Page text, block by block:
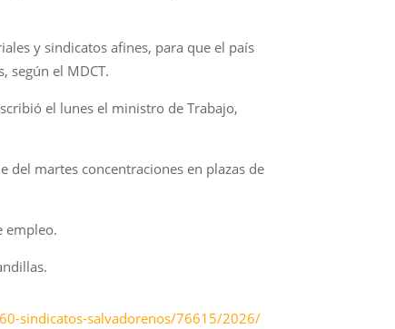
y sindicatos afines, para que el país
según el MDCT.
el lunes el ministro de Trabajo,
del martes concentraciones en plazas de
empleo.
sindicatos-salvadorenos/76615/2026/